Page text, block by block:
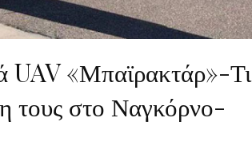
UAV «Μπαϊρακτάρ»-Τι
τους στο Ναγκόρνο-